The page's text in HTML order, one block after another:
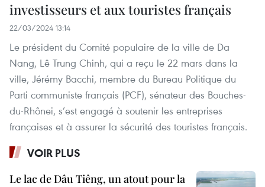
investisseurs et aux touristes français
22/03/2024 13:14
Le président du Comité populaire de la ville de Da
Nang, Lê Trung Chinh, qui a reçu le 22 mars dans la
ville, Jérémy Bacchi, membre du Bureau Politique du
Parti communiste français (PCF), sénateur des Bouches-
du-Rhônei, s’est engagé à soutenir les entreprises
françaises et à assurer la sécurité des touristes français.
VOIR PLUS
Le lac de Dâu Tiêng, un atout pour la